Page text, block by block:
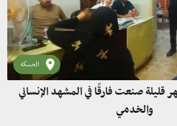
الحسكة
قليلة صنعت فارقًا في المشهد الإنساني
والخدمي